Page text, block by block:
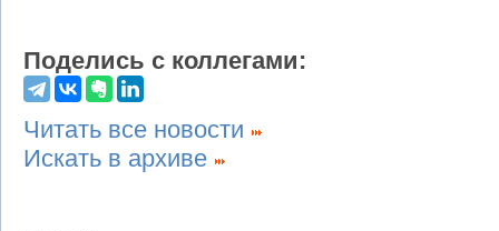
Поделись с коллегами:
Читать все новости
Искать в архиве